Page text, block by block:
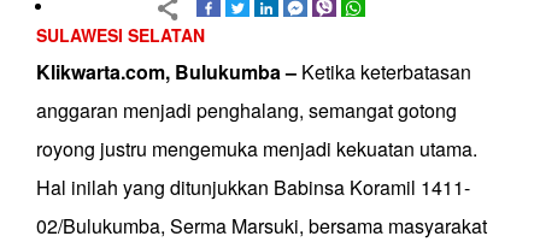
SULAWESI SELATAN
Klikwarta.com, Bulukumba – Ketika keterbatasan
anggaran menjadi penghalang, semangat gotong
royong justru mengemuka menjadi kekuatan utama.
Hal inilah yang ditunjukkan Babinsa Koramil 1411-
02/Bulukumba, Serma Marsuki, bersama masyarakat